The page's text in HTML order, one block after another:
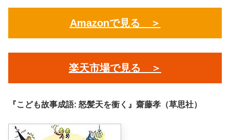
Amazonで見る ＞
楽天市場で見る ＞
『こども故事成語: 怒髪天を衝く』齋藤孝（草思社）